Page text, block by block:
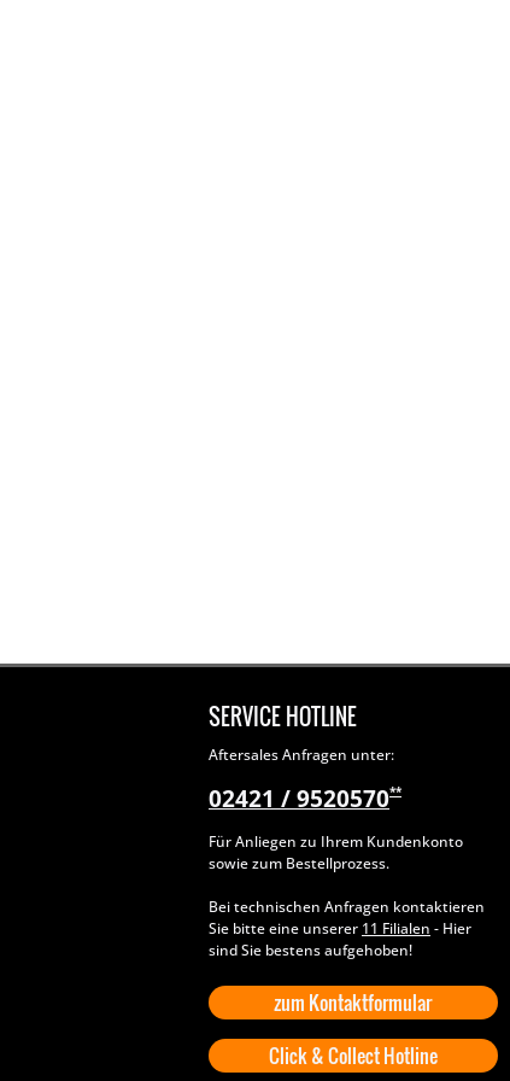
SERVICE HOTLINE
Aftersales Anfragen unter:
02421 / 9520570**
Für Anliegen zu Ihrem Kundenkonto
sowie zum Bestellprozess.
Bei technischen Anfragen kontaktieren
Sie bitte eine unserer 11 Filialen - Hier
sind Sie bestens aufgehoben!
zum Kontaktformular
Click & Collect Hotline